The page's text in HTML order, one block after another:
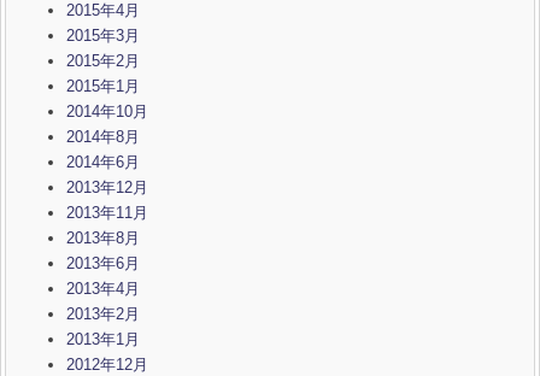
2015年4月
2015年3月
2015年2月
2015年1月
2014年10月
2014年8月
2014年6月
2013年12月
2013年11月
2013年8月
2013年6月
2013年4月
2013年2月
2013年1月
2012年12月